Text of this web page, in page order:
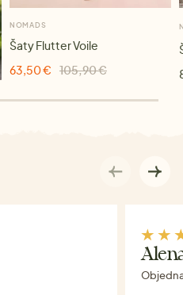
NOMADS
Šaty Flutter Voile
63,50 €
105,90 €